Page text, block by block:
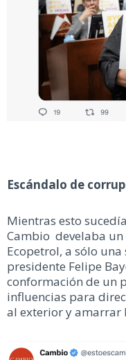
Escándalo de
Mientras esto
Cambio develaba
Ecopetrol, a sólo
presidente Felipe
conformación de un
influencias para
al exterior y amarrar